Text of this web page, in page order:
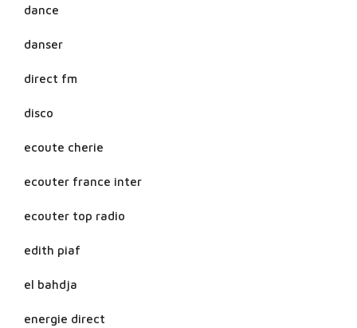
dance
danser
direct fm
disco
ecoute cherie
ecouter france inter
ecouter top radio
edith piaf
el bahdja
energie direct